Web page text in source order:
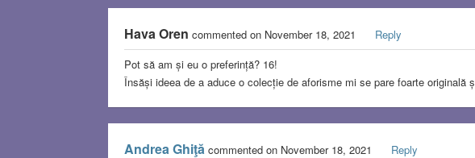
Hava Oren commented on November 18, 2021
Reply
Pot să am și eu o preferință? 16!
Însăși ideea de a aduce o colecție de aforisme mi se pare foarte originală
Andrea Ghiţă commented on November 18, 2021
Reply